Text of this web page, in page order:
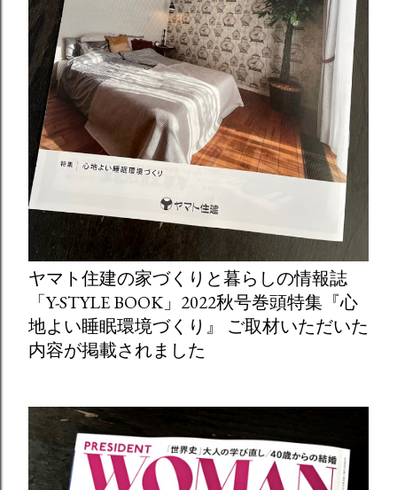
ヤマト住建の家づくりと暮らしの情報誌
「Y-STYLE BOOK」2022秋号巻頭特集『心
地よい睡眠環境づくり』 ご取材いただいた
内容が掲載されました